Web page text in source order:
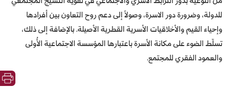
للدولة، وضرورة دور الاسرة، وصولاً إلى دعم روح التعاون بين أفرادها
وإحياء القيم والأخلاقيات الأسرية القطرية الأصيلة. بالإضافة إلى ذلك،
تسلّط الضوء على مكانة الأسرة باعتبارها المؤسسة الاجتماعية الأُولى
والعمود الفقري للمجتمع.